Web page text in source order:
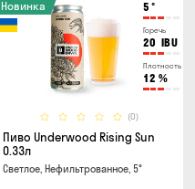
5 °
Горечь
20 IBU
Плотность
12 %
(0)
Новинка
Пиво Underwood Rising Sun
0.33л
Светлое, Нефильтрованное, 5°